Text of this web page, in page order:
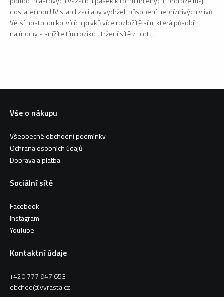
dostatečnou UV stabilizaci aby vydrželi působení nepříznivých vlivů.
Větší hostotou kotvících prvků více rozložítě sílu, která působí
na úpony a snížíte tím roziko utržení sítě z plotu.
Vše o nákupu
Všeobecné obchodní podmínky
Ochrana osobních údajů
Doprava a platba
Sociální sítě
Facebook
Instagram
YouTube
Kontaktní údaje
+420 777 947 653
obchod@vyrasta.cz